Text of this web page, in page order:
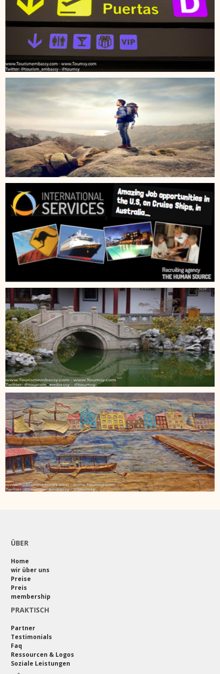
ÜBER
Home
wir über uns
Preise
Preis
membership
PRAKTISCH
Partner
Testimonials
Faq
Ressourcen & Logos
Soziale Leistungen